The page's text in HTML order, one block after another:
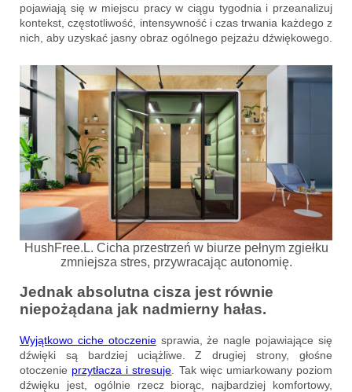
pojawiają się w miejscu pracy w ciągu tygodnia i przeanalizuj
kontekst, częstotliwość, intensywność i czas trwania każdego z
nich, aby uzyskać jasny obraz ogólnego pejzażu dźwiękowego.
HushFree.L. Cicha przestrzeń w biurze pełnym zgiełku
zmniejsza stres, przywracając autonomię.
Jednak absolutna cisza jest równie
niepożądana jak nadmierny hałas.
Wyjątkowo ciche otoczeniesprawia, że nagle pojawiające się
dźwięki są bardziej uciążliwe. Z drugiej strony, głośne
otoczenie przytłacza i stresuje . Tak więc umiarkowany poziom
dźwięku jest, ogólnie rzecz biorąc, najbardziej komfortowy,